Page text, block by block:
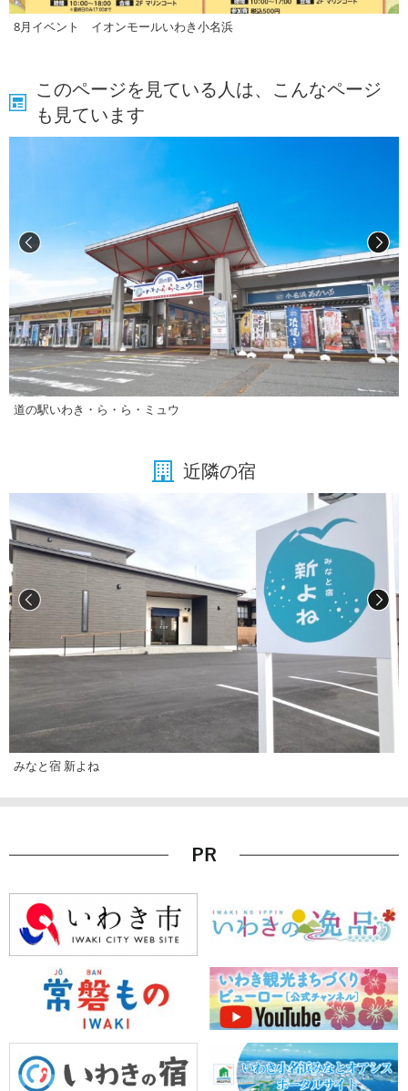
8月イベント イオンモールいわき小名浜
このページを見ている人は、こんなページ
も見ています
道の駅いわき・ら・ら・ミュウ
近隣の宿
みなと宿 新よね